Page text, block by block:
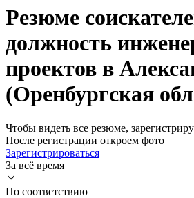
Резюме
должность
проектов в
(Оренбургская
Чтобы видеть все резюме,
После регистрации откроем фото
Зарегистрироваться
За всё время
По соответствию